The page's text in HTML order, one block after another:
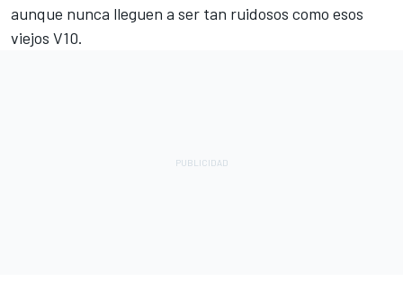
aunque nunca lleguen a ser tan ruidosos como esos
viejos V10.